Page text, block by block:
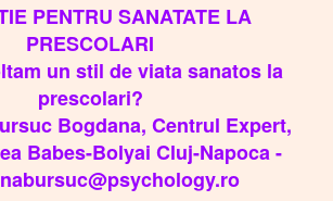
PENTRU SANATATE LA
PRESCOLARI
un stil de viata sanatos la
prescolari?
Bogdana, Centrul Expert,
Babes-Bolyai Cluj-Napoca -